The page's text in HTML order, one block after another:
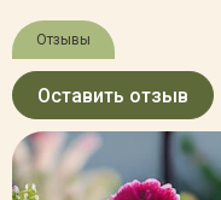
Отзывы
Оставить отзыв